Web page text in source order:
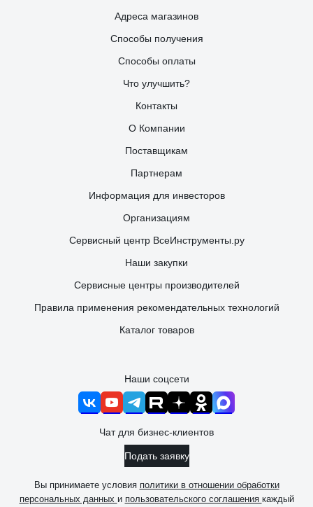
Адреса магазинов
Способы получения
Способы оплаты
Что улучшить?
Контакты
О Компании
Поставщикам
Партнерам
Информация для инвесторов
Организациям
Сервисный центр ВсеИнструменты.ру
Наши закупки
Сервисные центры производителей
Правила применения рекомендательных технологий
Каталог товаров
Наши соцсети
Чат для бизнес-клиентов
Подать заявку
Вы принимаете условия политики в отношении обработки
персональных данных и пользовательского соглашения каждый